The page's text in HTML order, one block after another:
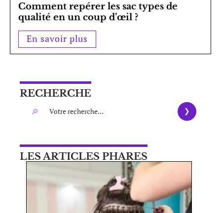
Comment repérer les sac types de
qualité en un coup d’œil ?
En savoir plus
RECHERCHE
LES ARTICLES PHARES